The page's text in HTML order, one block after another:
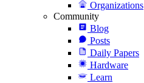
Organizations
Community
Blog
Posts
Daily Papers
Hardware
Learn